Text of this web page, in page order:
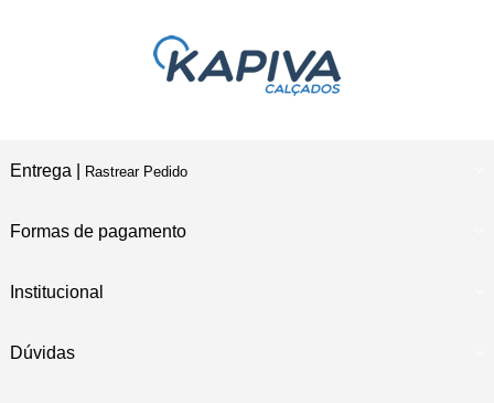
Entrega | Rastrear Pedido
Formas de pagamento
Institucional
Dúvidas